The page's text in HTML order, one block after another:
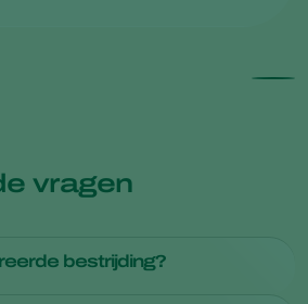
vragen
bestrijding?